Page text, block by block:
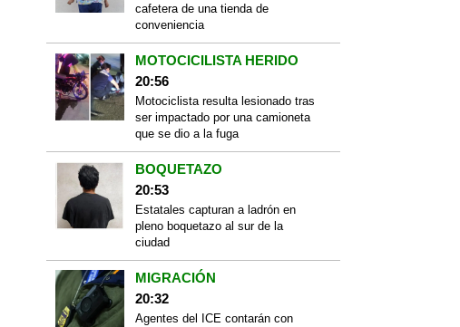
cafetera de una tienda de
conveniencia
MOTOCICILISTA HERIDO
20:56
Motociclista resulta lesionado tras
ser impactado por una camioneta
que se dio a la fuga
BOQUETAZO
20:53
Estatales capturan a ladrón en
pleno boquetazo al sur de la
ciudad
MIGRACIÓN
20:32
Agentes del ICE contarán con